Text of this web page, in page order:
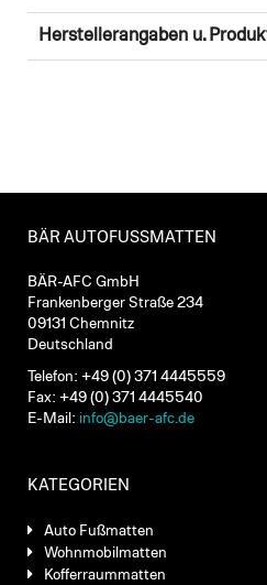
Herstellerangaben u.
BÄR AUTOFUSSMATTEN
BÄR-AFC GmbH
Frankenberger Straße 234
09131 Chemnitz
Deutschland
Telefon: +49 (0) 371 4445559
Fax: +49 (0) 371 4445540
E-Mail: info@baer-afc.de
KATEGORIEN
Auto Fußmatten
Wohnmobilmatten
Kofferraummatten